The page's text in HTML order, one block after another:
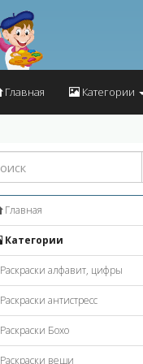
Главная Категории
Главная
Категории
Раскраски алфавит, цифры
Раскраски антистресс
Раскраски Бохо
Раскраски вещи